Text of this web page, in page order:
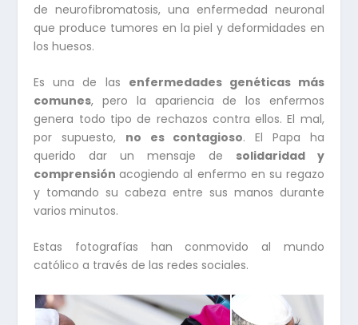
de neurofibromatosis, una enfermedad neuronal
que produce tumores en la piel y deformidades en
los huesos.
Es una de las enfermedades genéticas más
comunes, pero la apariencia de los enfermos
genera todo tipo de rechazos contra ellos. El mal,
por supuesto, no es contagioso. El Papa ha
querido dar un mensaje de solidaridad y
comprensiónacogiendo al enfermo en su regazo
y tomando su cabeza entre sus manos durante
varios minutos.
Estas fotografías han conmovido al mundo
católico a través de las redes sociales.